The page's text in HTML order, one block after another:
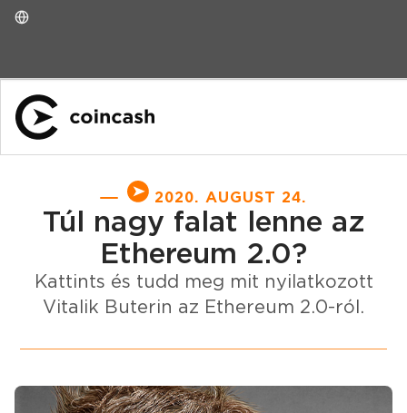
2020. AUGUST 24.
Túl nagy falat lenne az
Ethereum 2.0?
Kattints és tudd meg mit nyilatkozott
Vitalik Buterin az Ethereum 2.0-ról.